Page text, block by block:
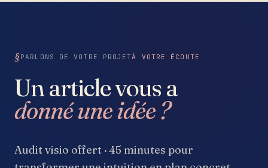
PARLONS DE VOTRE PROJETÀ VOTRE ÉCOUTE
Un article vous a
donné une idée ?
Audit visio offert · 45 minutes pour